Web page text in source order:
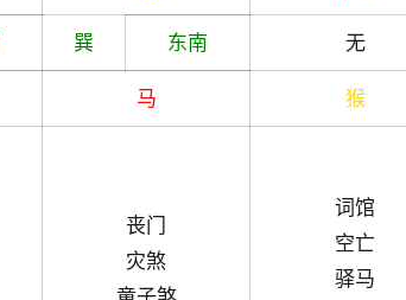
巽 东南 无
马 猴
丧门
灾煞
词馆
空亡
驿马